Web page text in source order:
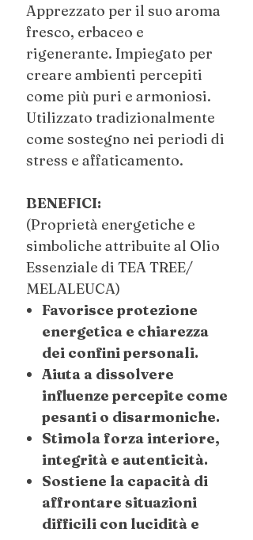
Apprezzato per il suo aroma
fresco, erbaceo e
rigenerante. Impiegato per
creare ambienti percepiti
come più puri e armoniosi.
Utilizzato tradizionalmente
come sostegno nei periodi di
stress e affaticamento.
BENEFICI:
(Proprietà energetiche e
simboliche attribuite al Olio
Essenziale di TEA TREE/
MELALEUCA)
Favorisce protezione
energetica e chiarezza
dei confini personali.
Aiuta a dissolvere
influenze percepite come
pesanti o disarmoniche.
Stimola forza interiore,
integrità e autenticità.
Sostiene la capacità di
affrontare situazioni
difficili con lucidità e